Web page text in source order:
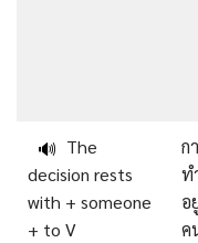
🔊 The
decision rests
with + someone
+ to V
ก
ท
อ
ค